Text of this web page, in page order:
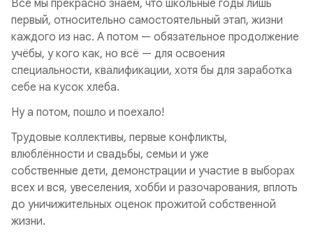
Все мы прекрасно знаем, что школьные годы лишь
первый, относительно самостоятельный этап, жизни
каждого из нас. А потом — обязательное продолжение
учёбы, у кого как, но всё — для освоения
специальности, квалификации, хотя бы для заработка
себе на кусок хлеба.
Ну а потом, пошло и поехало!
Трудовые коллективы, первые конфликты,
влюблённости и свадьбы, семьи и уже
собственные дети, демонстрации и участие в выборах
всех и вся, увеселения, хобби и разочарования, вплоть
до уничижительных оценок прожитой собственной
жизни.